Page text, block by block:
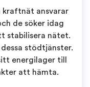
kraftnät ansvarar
de söker idag
stabilisera nätet.
stödtjänster.
energilager till
att hämta.